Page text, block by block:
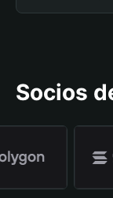
Socios